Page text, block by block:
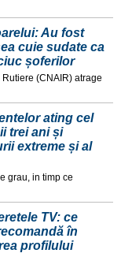
Au fost
cuie sudate ca
șoferilor
(CNAIR) atrage
ating cel
trei ani și
extreme și al
grau, in timp ce
TV: ce
în
profilului